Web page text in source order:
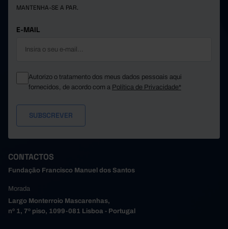
MANTENHA-SE A PAR.
E-MAIL
Autorizo o tratamento dos meus dados pessoais aqui
fornecidos, de acordo com a Política de Privacidade*
CONTACTOS
Fundação Francisco Manuel dos Santos
Morada
Largo Monterroio Mascarenhas,
nº 1, 7º piso, 1099-081 Lisboa - Portugal